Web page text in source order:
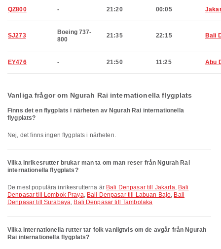
QZ800 - 21:20 00:05
SJ273
Boeing 737-
800
21:35 22:15 Bali
EY476 - 21:50 11:25 Abu
Vanliga frågor om Ngurah Rai internationella flygplats
Finns det en flygplats i närheten av Ngurah Rai internationella
flygplats?
Nej, det finns ingen flygplats i närheten.
Vilka inrikesrutter brukar man ta om man reser från Ngurah Rai
internationella flygplats?
De mest populära inrikesrutterna är Bali Denpasar till Jakarta, Bali
Denpasar till Lombok Praya, Bali Denpasar till Labuan Bajo, Bali
Denpasar till Surabaya, Bali Denpasar till Tambolaka
Vilka internationella rutter tar folk vanligtvis om de avgår från Ngurah
Rai internationella flygplats?